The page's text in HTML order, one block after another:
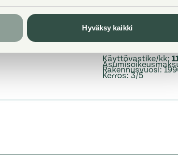
Hyväksy kaikki
Käyttövastike/kk:
Rakennusvuosi:
Kerros:3/5